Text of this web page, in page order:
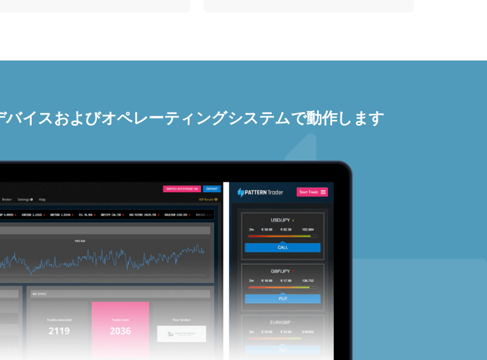
イスおよびオペレーティングシステムで動作します